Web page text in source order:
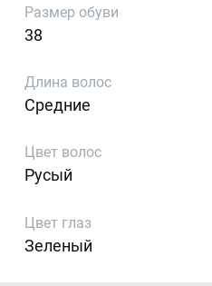
Размер обуви
38
Длина волос
Средние
Цвет волос
Русый
Цвет глаз
Зеленый